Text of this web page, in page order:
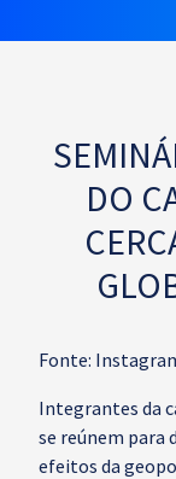
DO
Fonte:
Integrantes da
se reúnem para
efeitos da